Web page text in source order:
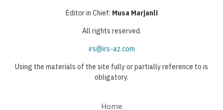
Editor in Chief: Musa Marjanli
All rights reserved.
irs@irs-az.com
Using the materials of the site fully or partially reference to is
obligatory.
Home